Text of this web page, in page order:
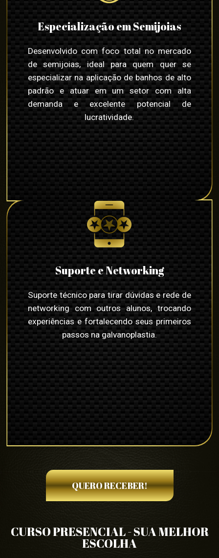
Especialização em Semijoias
Desenvolvido com foco total no mercado
de semijoias, ideal para quem quer se
especializar na aplicação de banhos de alto
padrão e atuar em um setor com alta
demanda e excelente potencial de
lucratividade.
Suporte e Networking
Suporte técnico para tirar dúvidas e rede de
networking com outros alunos, trocando
experiências e fortalecendo seus primeiros
passos na galvanoplastia.
QUERO RECEBER!
CURSO PRESENCIAL - SUA MELHOR
ESCOLHA